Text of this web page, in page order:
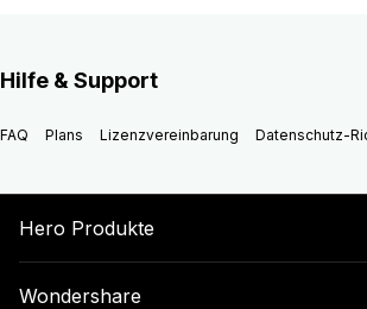
Hilfe & Support
FAQ Plans Lizenzvereinbarung Datenschutz-
Hero Produkte
Wondershare